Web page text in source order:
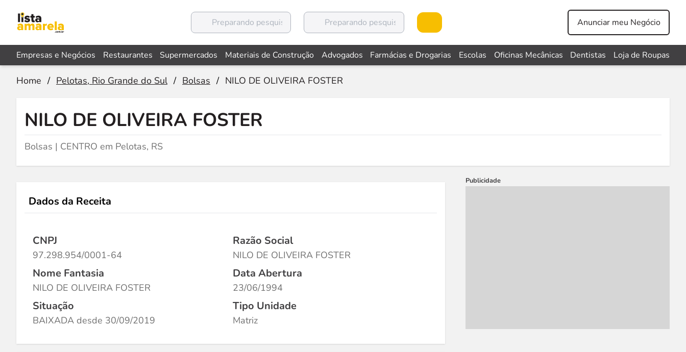
Anunciar meu Negócio
Empresas e Negócios Restaurantes Supermercados Materiais de Construção Advogados Farmácias e Drogarias Escolas Oficinas Mecânicas Dentistas Loja de Roupas
Home / Pelotas, Rio Grande do Sul / Bolsas / NILO DE OLIVEIRA FOSTER
NILO DE OLIVEIRA FOSTER
Bolsas | CENTRO em Pelotas, RS
Dados da Receita
CNPJ
97.298.954/0001-64
Razão Social
NILO DE OLIVEIRA FOSTER
Nome Fantasia
NILO DE OLIVEIRA FOSTER
Data Abertura
23/06/1994
Situação
BAIXADA desde 30/09/2019
Tipo Unidade
Matriz
Publicidade